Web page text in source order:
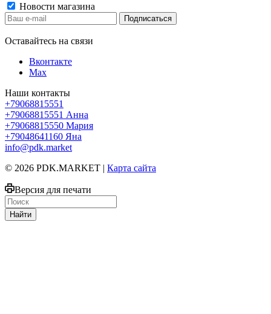
Новости магазина
Оставайтесь на связи
Вконтакте
Max
Наши контакты
+79068815551
+79068815551 Анна
+79068815550 Мария
+79048641160 Яна
info@pdk.market
© 2026 PDK.MARKET | Карта сайта
Версия для печати
Найти